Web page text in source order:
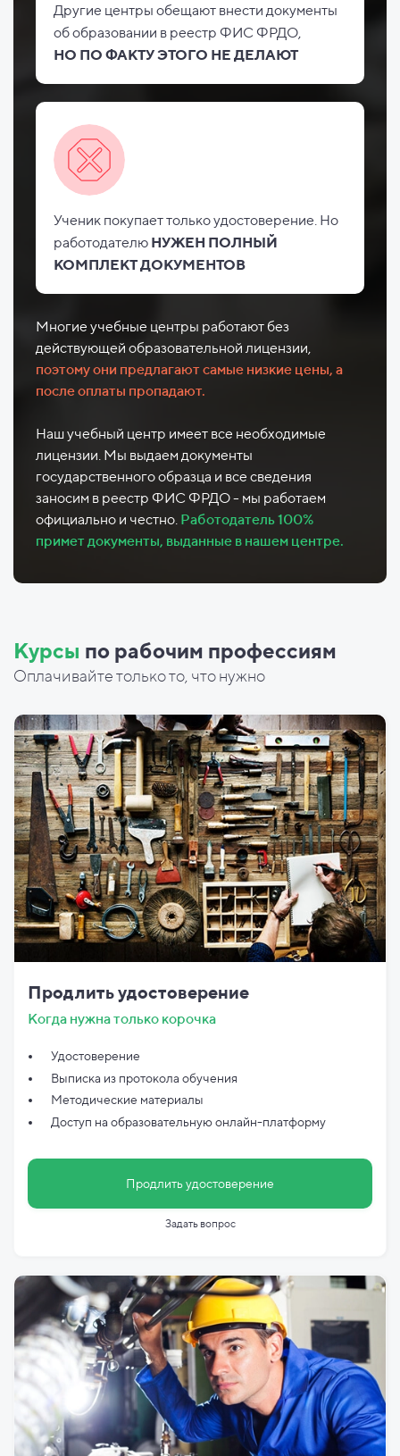
Другие центры обещают внести документы
обобразовании в реестр ФИС ФРДО,
НО ПО ФАКТУ ЭТОГО НЕ ДЕЛАЮТ
Ученик покупает только удостоверение. Но
работодателю НУЖЕН ПОЛНЫЙ
КОМПЛЕКТ ДОКУМЕНТОВ
Многие учебные центры работают без
действующей образовательной лицензии,
поэтому они предлагают самые низкие цены, а
после оплаты пропадают.
Наш учебный центр имеет все необходимые
лицензии. Мы выдаем документы
государственного образца и все сведения
заносим в реестр ФИС ФРДО - мы работаем
официально и честно. Работодатель 100%
примет документы, выданные в нашем центре.
Курсы по рабочим профессиям
Оплачивайте только то, что нужно
Продлить удостоверение
Когда нужна только корочка
Удостоверение
Выписка из протокола обучения
Методические материалы
Доступ на образовательную онлайн-платформу
Продлить удостоверение
Задать вопрос